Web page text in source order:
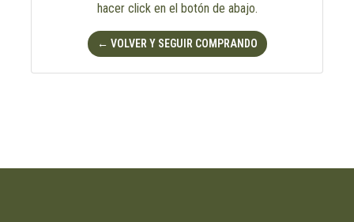
hacer click en el botón de abajo.
← VOLVER Y SEGUIR COMPRANDO